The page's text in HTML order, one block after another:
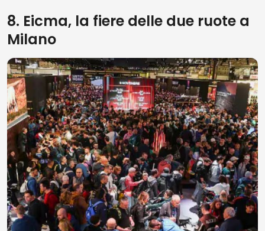
8. Eicma, la fiere delle due ruote a
Milano